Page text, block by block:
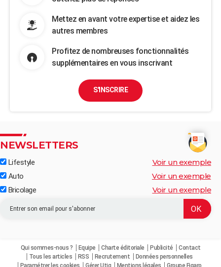
Mettez en avant votre expertise et aidez les
autres membres
Profitez de nombreuses fonctionnalités
supplémentaires en vous inscrivant
S'INSCRIRE
NEWSLETTERS
Lifestyle Voir un exemple
Auto Voir un exemple
Bricolage Voir un exemple
Qui sommes-nous ? Equipe Charte éditoriale Publicité
Contact
Tous les articles
RSS Recrutement
Données personnelles
Paramétrer les cookies
Gérer Utiq Mentions légales Groupe Figaro